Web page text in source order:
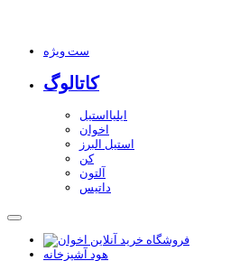
ست ویژه
کاتالوگ
ایلیااستیل
اخوان
استیل البرز
کن
آلتون
داتیس
هود آشپزخانه